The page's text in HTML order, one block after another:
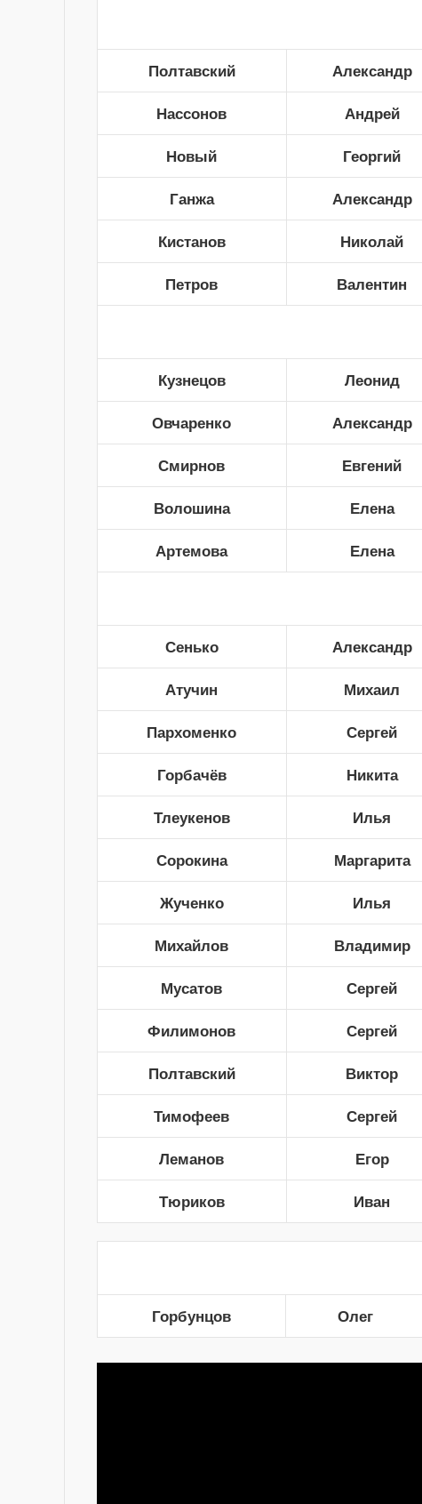
Полтавский Александр
Нассонов Андрей
Новый
Георгий
Ганжа
Александр
Кистанов
Николай
Петров
Валентин
Кузнецов Леонид
Овчаренко
Александр
Смирнов
Евгений
Волошина
Елена
Артемова
Елена
Сенько Александр
Атучин
Михаил
Пархоменко
Сергей
Горбачёв
Никита
Тлеукенов
Илья
Сорокина
Маргарита
Жученко
Илья
Михайлов
Владимир
Мусатов
Сергей
Филимонов
Сергей
Полтавский
Виктор
Тимофеев
Сергей
Леманов
Егор
Тюриков
Иван
Горбунцов Олег